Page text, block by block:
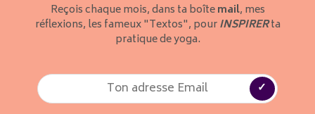
Reçois chaque mois, dans ta boîtemail, mes
réflexions, les fameux "Textos", pourINSPIRERta
pratique de yoga.